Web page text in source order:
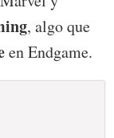
, algo que
en Endgame.